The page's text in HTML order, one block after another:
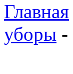
Главная
уборы -